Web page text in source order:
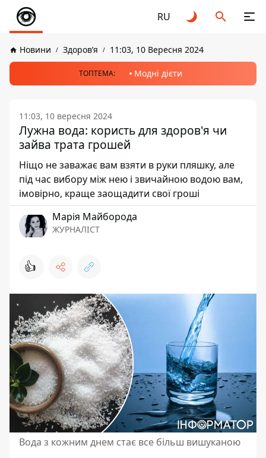
RU
Новини Здоров’я 11:03, 10 Вересня 2024
ТОПТЕМА: Модні дієти
11:03, 10 вересня 2024
Лужна вода: користь для здоров'я чи
зайва трата грошей
Ніщо не заважає вам взяти в руки пляшку, але
під час вибору між нею і звичайною водою вам,
імовірно, краще заощадити свої гроші
Марія Майборода
ЖУРНАЛІСТ
👍
Вода з кожним днем стає все більш вишуканою